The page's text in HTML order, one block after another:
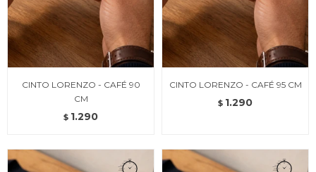
CINTO LORENZO - CAFÉ 90
CM
$ 1.290
CINTO LORENZO - CAFÉ 95 CM
$ 1.290